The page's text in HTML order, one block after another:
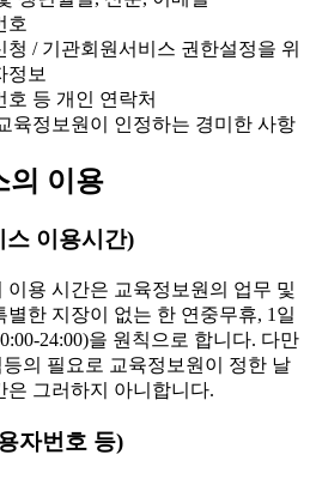
호
/ 기관회원서비스 권한설정을 위
정보
등 개인 연락처
육정보원이 인정하는 경미한 사항
의 이용
스 이용시간)
이용 시간은 교육정보원의 업무 및
별한 지장이 없는 한 연중무휴, 1일
24:00)을 원칙으로 합니다. 다만
의 필요로 교육정보원이 정한 날
은 그러하지 아니합니다.
자번호 등)